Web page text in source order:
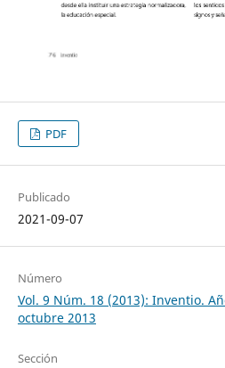
PDF
Publicado
2021-09-07
Número
Vol. 9 Núm. 18 (2013): Inventio.
octubre 2013
Sección